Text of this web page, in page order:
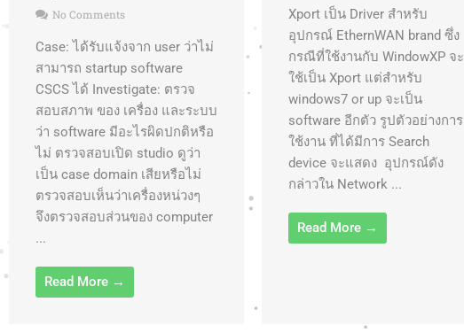
No Comments
Case: ได้รับแจ้งจาก user ว่าไม่
สามารถ startup software
CSCS ได้ Investigate: ตรวจ
สอบสภาพ ของ เครื่อง และระบบ
ว่า software มีอะไรผิดปกติหรือ
ไม่ ตรวจสอบเปิด studio ดูว่า
เป็น case domain เสียหรือไม่
ตรวจสอบเห็นว่าเครื่องหน่วงๆ
จึงตรวจสอบส่วนของ computer
...
Read More →
Xport เป็น Driver สำหรับ
อุปกรณ์ EthernWAN brand ซึ่ง
กรณีที่ใช้งานกับ WindowXP จะ
ใช้เป็น Xport แต่สำหรับ
windows7 or up จะเป็น
software อีกตัว รูปตัวอย่างการ
ใช้งาน ที่ได้มีการ Search
device จะแสดง อุปกรณ์ดัง
กล่าวใน Network ...
Read More →